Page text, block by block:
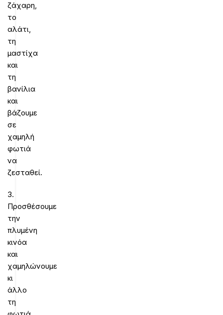
ζάχαρη,
το
αλάτι,
τη
μαστίχα
και
τη
βανίλια
και
βάζουμε
σε
χαμηλή
φωτιά
να
ζεσταθεί.
3.
Προσθέσουμε
την
πλυμένη
κινόα
και
χαμηλώνουμε
κι
άλλο
τη